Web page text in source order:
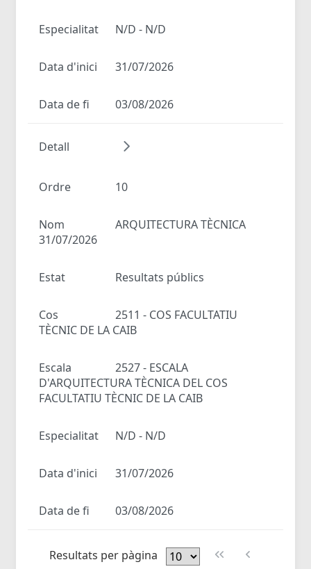
Especialitat N/D - N/D
Data d'inici 31/07/2026
Data de fi 03/08/2026
Detall
Ordre 10
Nom
ARQUITECTURA TÈCNICA
31/07/2026
Estat Resultats públics
Cos
2511 - COS FACULTATIU
TÈCNIC DE LA CAIB
Escala
2527 - ESCALA
D'ARQUITECTURA TÈCNICA DEL COS
FACULTATIU TÈCNIC DE LA CAIB
Especialitat N/D - N/D
Data d'inici 31/07/2026
Data de fi 03/08/2026
Resultats per pàgina